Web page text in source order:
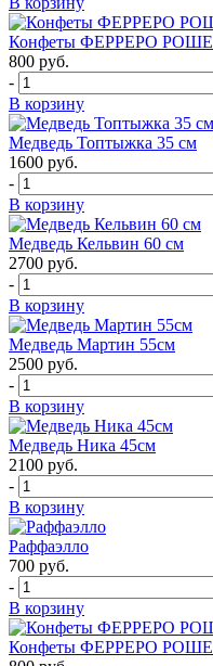
Конфеты ФЕРРЕРО РОШЕ
800 руб.
-
В корзину
Медведь Топтыжка 35 см
1600 руб.
-
В корзину
Медведь Кельвин 60 см
2700 руб.
-
В корзину
Медведь Мартин 55см
2500 руб.
-
В корзину
Медведь Ника 45см
2100 руб.
-
В корзину
Раффаэлло
700 руб.
-
В корзину
Конфеты ФЕРРЕРО РОШЕ